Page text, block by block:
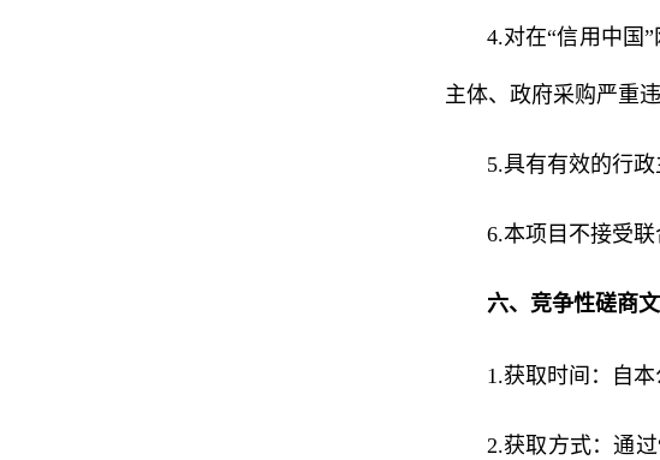
4.对在“信用中国
主体、政府采购严重
5.具有有效的行
6.本项目不接受联
六、竞争性磋商
1.获取时间：自
2.获取方式：通